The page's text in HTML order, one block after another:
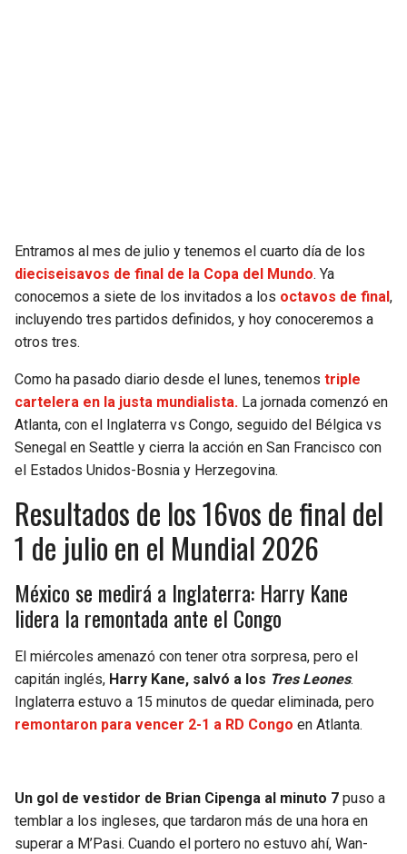
LIONS
PACKERS
VIKINGS
FALCONS
PANTHERS
SAINTS
BUCCANEERS
NUGGETS
TIMBERWOLVES
THUNDER
TRAIL BLAZERS
JAZZ
Entramos al mes de julio y tenemos el cuarto día de los
dieciseisavos de final de la Copa del Mundo. Ya
conocemos a siete de los invitados a los octavos de final ,
incluyendo tres partidos definidos, y hoy conoceremos a
otros tres.
Como ha pasado diario desde el lunes, tenemos triple
cartelera en la justa mundialista. La jornada comenzó en
Atlanta, con el Inglaterra vs Congo, seguido del Bélgica vs
Senegal en Seattle y cierra la acción en San Francisco con
el Estados Unidos-Bosnia y Herzegovina.
Resultados de los 16vos de final del
1 de julio en el Mundial 2026
México se medirá a Inglaterra: Harry Kane
lidera la remontada ante el Congo
El miércoles amenazó con tener otra sorpresa, pero el
capitán inglés, Harry Kane, salvó a los Tres Leones.
Inglaterra estuvo a 15 minutos de quedar eliminada, pero
remontaron para vencer 2-1 a RD Congo en Atlanta.
Un gol de vestidor de Brian Cipenga al minuto 7 puso a
temblar a los ingleses, que tardaron más de una hora en
superar a M’Pasi. Cuando el portero no estuvo ahí, Wan-